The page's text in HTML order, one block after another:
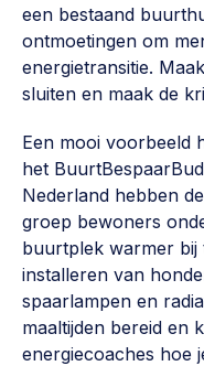
een bestaand
ontmoetingen om
energietransitie.
sluiten en maak de
Een mooi voorbeeld
het
Nederland hebben
groep bewoners
buurtplek warmer bij
installeren van
spaarlampen en
maaltijden bereid en
energiecoaches hoe